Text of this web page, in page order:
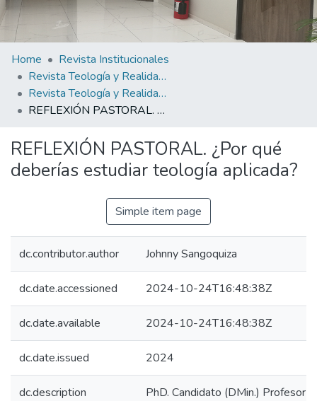
Home
Revista Institucionales
Revista Teología y Realidad "Fides Quaerens Intellectum" (La fe busca pensar)
Revista Teología y Realidad "Fides Quaerens Intellectum" (La fe busca pensar) N°5
REFLEXIÓN PASTORAL. ¿Por qué deberías estudiar teología aplicada?
REFLEXIÓN PASTORAL. ¿Por qué
deberías estudiar teología aplicada?
Simple item page
dc.contributor.author Johnny Sangoquiza
dc.date.accessioned 2024-10-24T16:48:38Z
dc.date.available 2024-10-24T16:48:38Z
dc.date.issued 2024
dc.description
PhD. Candidato (DMin.) Profesor